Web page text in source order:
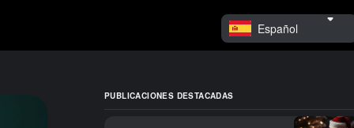
Español
PUBLICACIONES DESTACADAS